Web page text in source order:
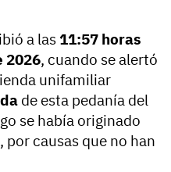
a las 11:57 horas
2026, cuando se alertó
unifamiliar
de esta pedanía del
se había originado
, por causas que no han